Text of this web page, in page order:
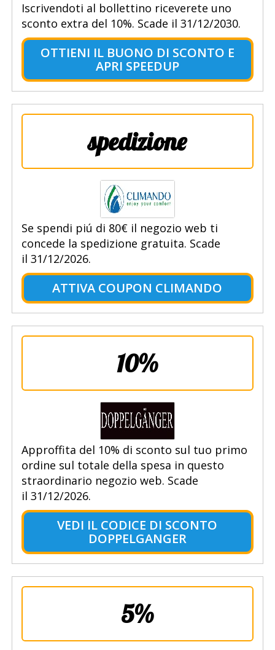
Iscrivendoti al bollettino riceverete uno
sconto extra del 10%. Scade il 31/12/2030.
OTTIENI IL BUONO DI SCONTO E
APRI SPEEDUP
spedizione
Se spendi piú di 80€ il negozio web ti
concede la spedizione gratuita. Scade
il 31/12/2026.
ATTIVA COUPON CLIMANDO
10%
Approffita del 10% di sconto sul tuo primo
ordine sul totale della spesa in questo
straordinario negozio web. Scade
il 31/12/2026.
VEDI IL CODICE DI SCONTO
DOPPELGANGER
5%